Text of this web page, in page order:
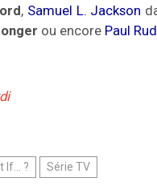
, Samuel L. Jackson
ou encore Paul
If... ? Série TV